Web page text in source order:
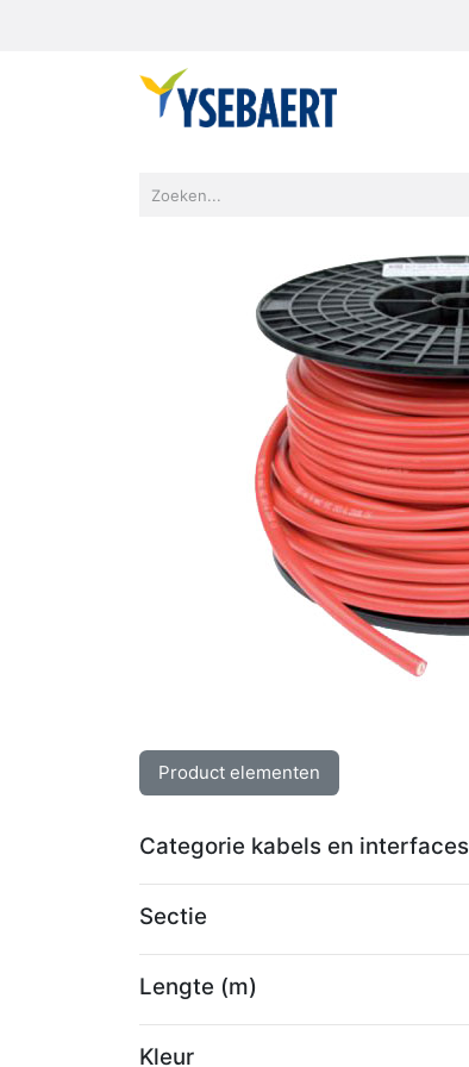
Product elementen
Categorie kabels en interfaces
Sectie
Lengte (m)
Kleur